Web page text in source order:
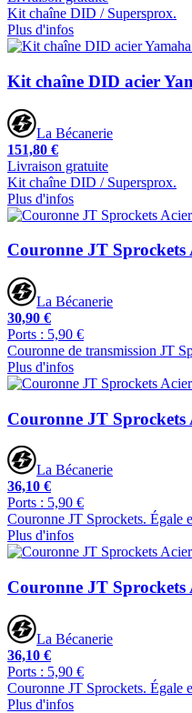
Kit chaîne DID / Supersprox.
Plus d'infos
Kit chaîne DID acier
La Bécanerie
151,80 €
Livraison gratuite
Kit chaîne DID / Supersprox.
Plus d'infos
Couronne JT Sprockets
La Bécanerie
30,90 €
Ports : 5,90 €
Couronne de transmission JT
Plus d'infos
Couronne JT Sprockets
La Bécanerie
36,10 €
Ports : 5,90 €
Couronne JT Sprockets. Égale
Plus d'infos
Couronne JT Sprockets
La Bécanerie
36,10 €
Ports : 5,90 €
Couronne JT Sprockets. Égale
Plus d'infos